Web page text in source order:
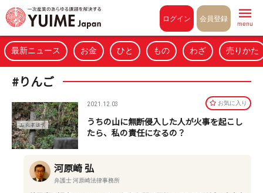
ログイン 会員登録
menu
最新ニュース お金 ひと もの わざ 売りかた
#りんご
2021.12.03 お気に⼊り
うちの山に無断侵入した人が火事を起こし
たら、私の責任になるの？
河原崎 弘
弁護士 河原崎法律事務所